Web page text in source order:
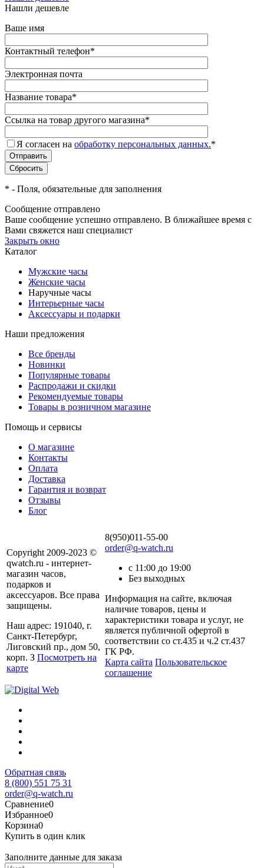
Нашли дешевле
Ваше имя
Контактный телефон*
Электронная почта
Название товара*
Ссылка на товар другого магазина*
Я согласен на обработку персональных данных.*
* - Поля, обязательные для заполнения
Сообщение отправлено
Ваше сообщение успешно отправлено. В ближайшее время с
Вами свяжется наш специалист
Закрыть окно
Каталог
Мужские часы
Женские часы
Наручные часы
Интерьерные часы
Аксессуары и подарки
Наши предложения
Все бренды
Новинки
Популярные товары
Распродажи и скидки
Рекомендуемые товары
Товары в розничном магазине
Помощь и сервисы
О магазине
Контакты
Оплата
Доставка
Гарантия и возврат
Отзывы
Блог
Copyright 2009-2023 ©
qwatch.ru - интернет-
магазин часов,
подарков и
аксессуаров. Все права
защищены.
Наш адрес: 191040, г.
Санкт-Петербург,
Лиговский пр., дом 50,
корп. З Посмотреть на
карте
8(950)011-55-00
order@q-watch.ru
с 11:00 до 19:00
Без выходных
Информация на сайте, включая
наличие товаров, цены и
характеристики товара и услуг, не
является публичной офертой в
соответствии со ст.435 и ч.2 ст.437
ГК РФ.
Карта сайта Пользовательское
соглашение
Обратная связь
8 (800) 551 75 31
order@q-watch.ru
Сравнение0
Избранное0
Корзина0
Купить в один клик
Заполните данные для заказа